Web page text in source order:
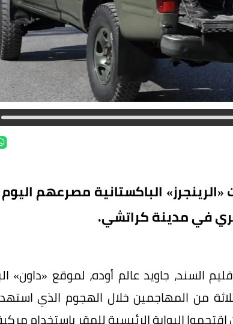
الباكستانية مصرعهم
في مدينة كراتشي.
السند، جاويد عالم أوده، لموقع «داون»
من المهاجمين خلال الهجوم الذي
اقتحموا البوابة الرئيسية للمقر باستخدام